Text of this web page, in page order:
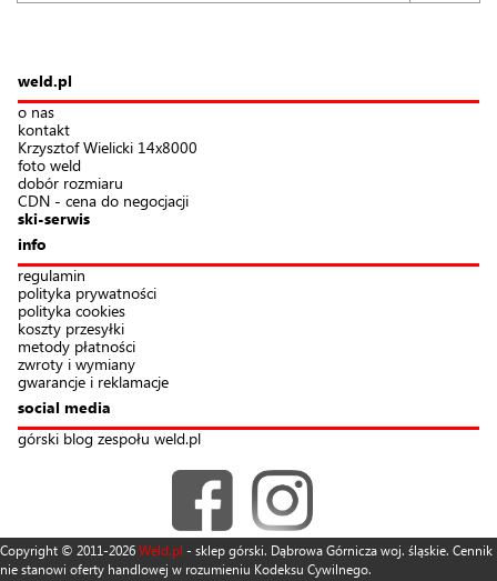
weld.pl
o nas
kontakt
Krzysztof Wielicki 14x8000
foto weld
dobór rozmiaru
CDN - cena do negocjacji
ski-serwis
info
regulamin
polityka prywatności
polityka cookies
koszty przesyłki
metody płatności
zwroty i wymiany
gwarancje i reklamacje
social media
górski blog zespołu weld.pl
Copyright © 2011-2026 Weld.pl - sklep górski. Dąbrowa Górnicza woj. śląskie. Cennik
nie stanowi oferty handlowej w rozumieniu Kodeksu Cywilnego.